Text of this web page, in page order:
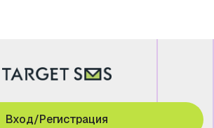
Вход/Регистрация